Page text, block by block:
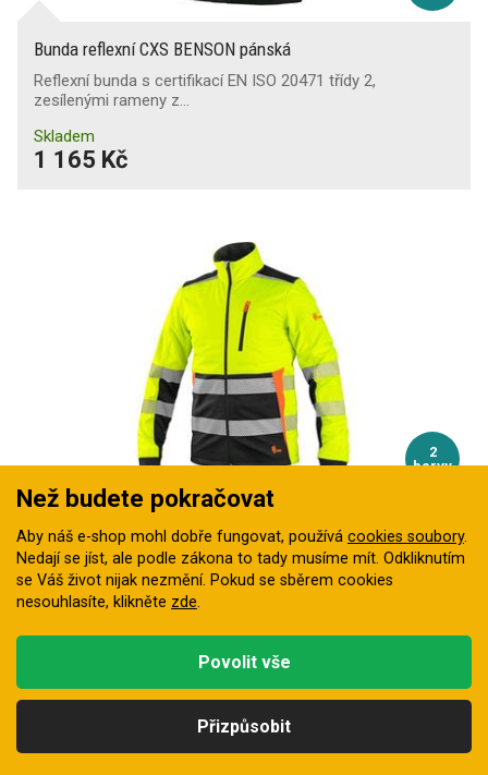
Bunda reflexní CXS BENSON pánská
Reflexní bunda s certifikací EN ISO 20471 třídy 2,
zesílenými rameny z…
Skladem
1 165 Kč
2
barvy
Bunda reflexní CXS BENSON pánská softshellová
Pánská reflexní softshellová bunda s TPU membránou,
voděodolností 5 000 mm a…
Skladem
1 182 Kč
Než budete pokračovat
Aby náš e-shop mohl dobře fungovat, používá cookies soubory.
Nedají se jíst, ale podle zákona to tady musíme mít. Odkliknutím
se Váš život nijak nezmění. Pokud se sběrem cookies
nesouhlasíte, klikněte zde.
Přizpůsobit
Povolit vše